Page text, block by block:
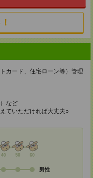
カード、住宅ローン等）管理
など
ていただければ大丈夫○
40 50 60
男性